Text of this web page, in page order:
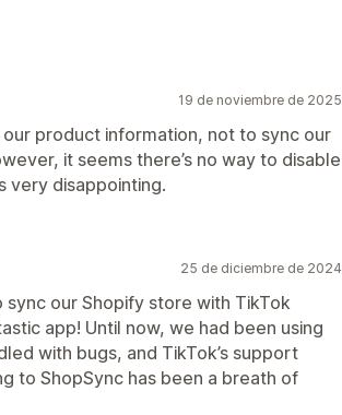
y exportación de datos
masiva
Actualizaciones de tienda
de productos
de feed
19 de noviembre de 2025
product information, not to sync our
it seems there’s no way to disable
very disappointing.
25 de diciembre de 2024
our Shopify store with TikTok
app! Until now, we had been using
with bugs, and TikTok’s support
to ShopSync has been a breath of